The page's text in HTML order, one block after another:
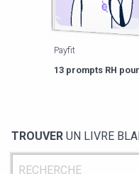
Payfit
13 prompts RH
TROUVER UN LIVRE